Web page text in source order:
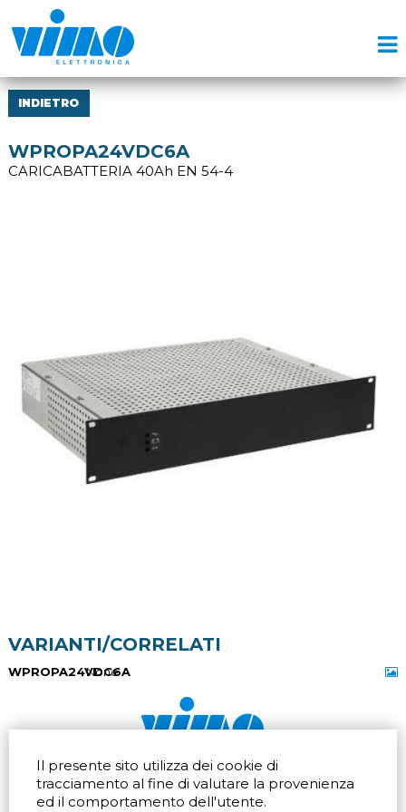
Il presente sito utilizza dei cookie di
tracciamento al fine di valutare la provenienza
ed il comportamento dell'utente.
INDIETRO
WPROPA24VDC6A
CARICABATTERIA 40Ah EN 54-4
VARIANTI/CORRELATI
WPROPA24VDC6A
None
Via dell'artigianato 32Q
20865 Usmate Velate (MB)
Indicazioni Stradali
Tel. +39 039 672520
Fax +39 039 672568
Email